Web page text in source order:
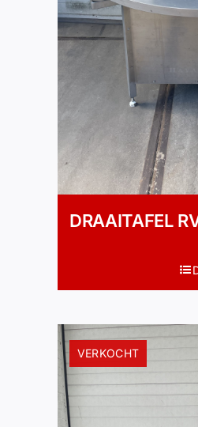
DRAAITAFEL
VERKOCHT